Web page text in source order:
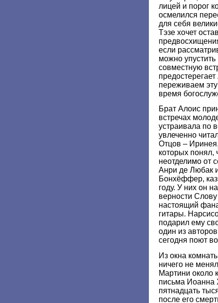
лицей и порог
осмелился
для себя
Тэзе хочет
если
можно
совместную
переживаем
время
Брат Алоис
встречах
устраивала по
увлеченно
Отцов –
которых понял,
неотделимо от
Анри де Любак
Бонхёффер,
году. У них он
верности
настоящий
гитары.
подарил ему
один из
сегодня поют
Из окна
ничего не
Мартини около
письма
пятнадцать
после его